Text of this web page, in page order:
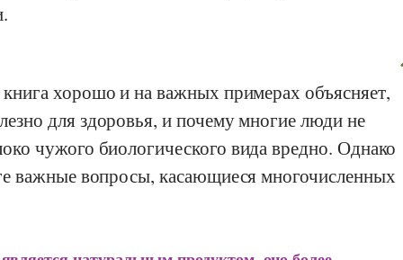
хорошо и на важных примерах объясняет,
для здоровья, и почему многие люди не
чужого биологического вида вредно. Однако
важные вопросы, касающиеся многочисленных